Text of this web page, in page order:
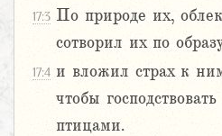
17:3 По природе их,
сотворил их по
17:4 и вложил страх к
чтобы
птицами.